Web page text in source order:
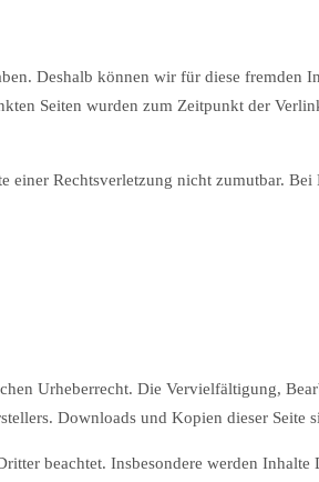
Deshalb können wir für diese fremden
Seiten wurden zum Zeitpunkt der
Rechtsverletzung nicht zumutbar.
Urheberrecht. Die Vervielfältigung,
Downloads und Kopien dieser
beachtet. Insbesondere werden